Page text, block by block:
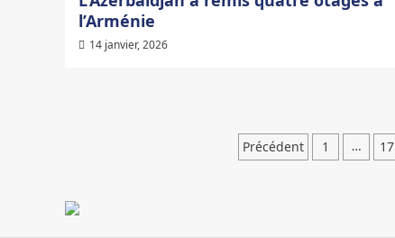
l’Arménie
14 janvier, 2026
Pagination
Précédent 1 … 17